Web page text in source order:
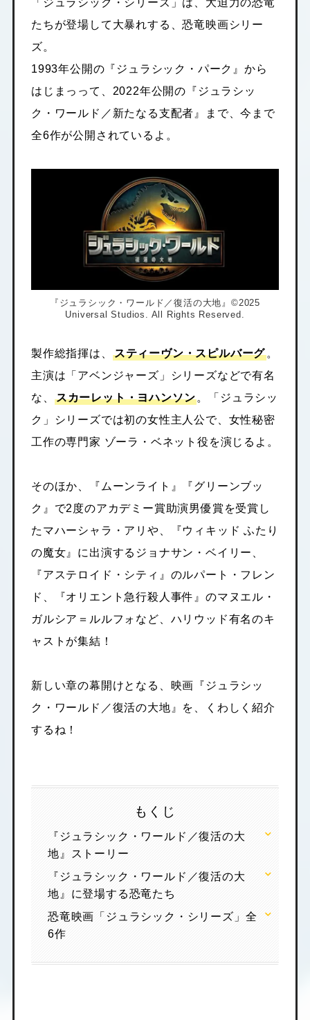
たちが登場して大暴れする、恐竜映画シリー
ズ。
1993年公開の『ジュラシック・パーク』から
はじまっって、2022年公開の『ジュラシッ
ク・ワールド／新たなる支配者』まで、今まで
全6作が公開されているよ。
『ジュラシック・ワールド／復活の大地』©2025
Universal Studios. All Rights Reserved.
製作総指揮は、 スティーヴン・スピルバーグ 。
主演は「アベンジャーズ」シリーズなどで有名
な、
スカーレット・ヨハンソン 。「ジュラシッ
ク」シリーズでは初の女性主人公で、女性秘密
工作の専門家 ゾーラ・ベネット役を演じるよ。
そのほか、『ムーンライト』『グリーンブッ
ク』で2度のアカデミー賞助演男優賞を受賞し
たマハーシャラ・アリや、『ウィキッド ふたり
の魔女』に出演するジョナサン・ベイリー、
『アステロイド・シティ』のルパート・フレン
ド、『オリエント急行殺人事件』のマヌエル・
ガルシア＝ルルフォなど、ハリウッド有名のキ
ャストが集結！
新しい章の幕開けとなる、映画『ジュラシッ
ク・ワールド／復活の大地』を、くわしく紹介
するね！
もくじ
『ジュラシック・ワールド／復活の大
地』ストーリー
『ジュラシック・ワールド／復活の大
地』に登場する恐竜たち
恐竜映画「ジュラシック・シリーズ」全
6作